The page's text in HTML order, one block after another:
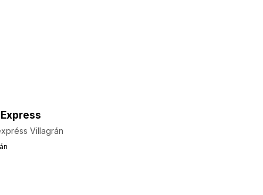
Villagrán